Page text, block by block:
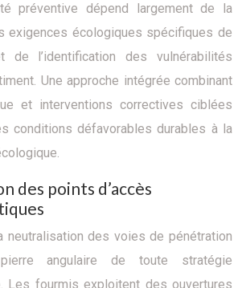
préventive dépend largement de la
exigences écologiques spécifiques de
de l’identification des vulnérabilités
Une approche intégrée combinant
et interventions correctives ciblées
conditions défavorables durables à la
des points d’accès
neutralisation des voies de pénétration
angulaire de toute stratégie
Les fourmis exploitent des ouvertures